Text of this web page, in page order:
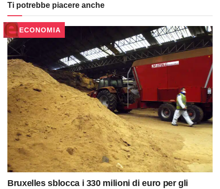
Ti potrebbe piacere anche
ECONOMIA
Bruxelles sblocca i 330 milioni di euro per gli